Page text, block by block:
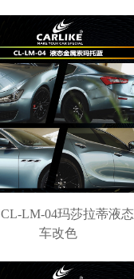
LM-04玛莎拉蒂液
车改色